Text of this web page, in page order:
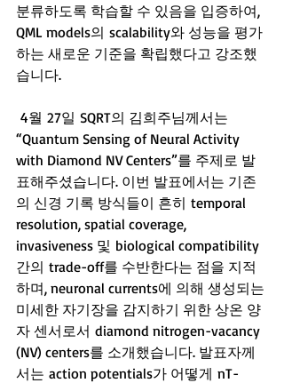
분류하도록 학습할 수 있음을 입증하여,
QML models의 scalability와 성능을 평가
하는 새로운 기준을 확립했다고 강조했
습니다.
4월 27일 SQRT의 김희주님께서는
“Quantum Sensing of Neural Activity
with Diamond NV Centers”를 주제로 발
표해주셨습니다. 이번 발표에서는 기존
의 신경 기록 방식들이 흔히 temporal
resolution, spatial coverage,
invasiveness 및 biological compatibility
간의 trade-off를 수반한다는 점을 지적
하며, neuronal currents에 의해 생성되는
미세한 자기장을 감지하기 위한 상온 양
자 센서로서 diamond nitrogen-vacancy
(NV) centers를 소개했습니다. 발표자께
서는 action potentials가 어떻게 nT-